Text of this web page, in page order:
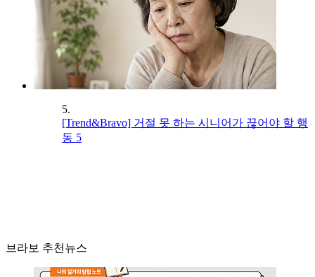
5.
[Trend&Bravo] 거절 못 하는 시니어가 끊어야 할 행
동 5
브라보 추천뉴스